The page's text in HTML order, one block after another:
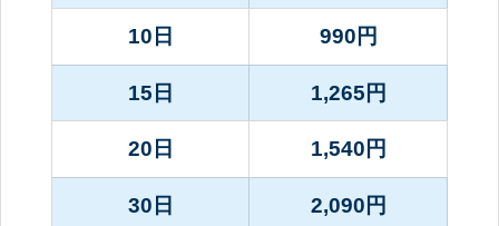
10日
15日
20日
30日
990 円
1,265 円
1,540 円
2,090 円